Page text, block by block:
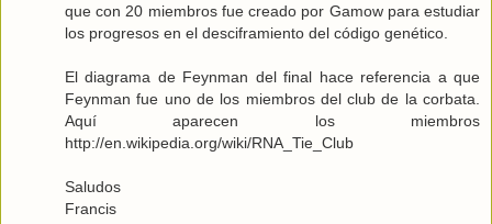
que con 20 miembros fue creado por Gamow para estudiar
los progresos en el desciframiento del código genético.
El diagrama de Feynman del final hace referencia a que
Feynman fue uno de los miembros del club de la corbata.
Aquí aparecen los miembros
http://en.wikipedia.org/wiki/RNA_Tie_Club
Saludos
Francis